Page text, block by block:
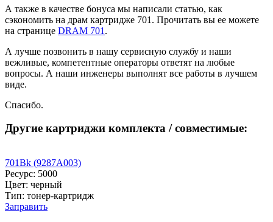
А также в качестве бонуса мы написали статью, как
сэкономить на драм картридже 701. Прочитать вы ее можете
на странице DRAM 701 .
А лучше позвонить в нашу сервисную службу и наши
вежливые, компетентные операторы ответят на любые
вопросы. А наши инженеры выполнят все работы в лучшем
виде.
Спасибо.
Другие картриджи комплекта / совместимые:
701Bk (9287A003)
Ресурс: 5000
Цвет: черный
Тип: тонер-картридж
Заправить